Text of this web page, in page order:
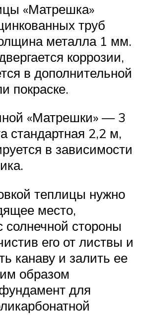
«Матрешка»
труб
металла 1 мм.
коррозии,
в дополнительной
покраске.
«Матрешки» — 3
стандартная 2,2 м,
в зависимости
теплицы нужно
место,
солнечной стороны
его от листвы и
канаву и залить ее
образом
для